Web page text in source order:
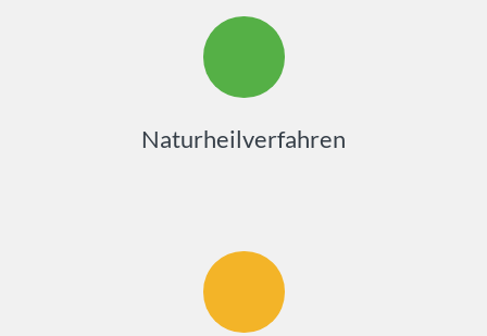
Naturheilverfahren